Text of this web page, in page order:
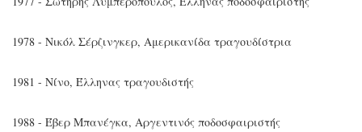
1978 - Νικόλ Σέρζινγκερ, Αμερικανίδα τραγουδίστρια
1981 - Νίνο, Έλληνας τραγουδιστής
1988 - Έβερ Μπανέγκα, Αργεντινός ποδοσφαιριστής